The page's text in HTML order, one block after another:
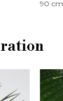
90 cm